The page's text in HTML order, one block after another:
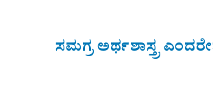
ಸಮಗ್ರ ಅರ್ಥಶಾಸ್ತ್ರ